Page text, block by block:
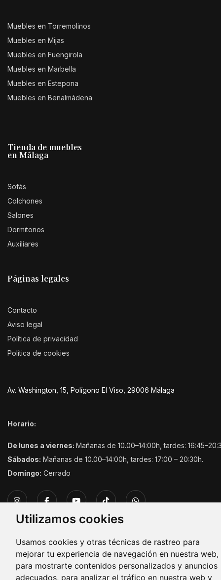
Utilizamos cookies
Usamos cookies y otras técnicas de rastreo para
mejorar tu experiencia de navegación en nuestra web,
para mostrarte contenidos personalizados y anuncios
adecuados, para analizar el tráfico en nuestra web y
Muebles en Torremolinos
Muebles en Mijas
Muebles en Fuengirola
Muebles en Marbella
Muebles en Estepona
Muebles en Benalmádena
Tienda de muebles
en Málaga
Sofás
Colchones
Salones
Dormitorios
Auxiliares
Páginas legales
Contacto
Aviso legal
Política de privacidad
Política de cookies
Av. Washington, 15, Polígono El Viso, 29006 Málaga
Horario:
De lunes a viernes: Mañanas de 10.00–14:00h, tardes:
Sábados: Mañanas de 10.00–14:00h, tardes: 17:00 – 20:30h.
Domingo: Cerrado
Copyright © 2026. Todos los derechos reservados.